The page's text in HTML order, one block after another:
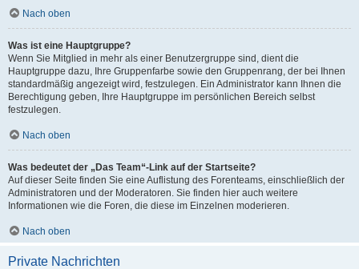
Nach oben
Was ist eine Hauptgruppe?
Wenn Sie Mitglied in mehr als einer Benutzergruppe sind, dient die
Hauptgruppe dazu, Ihre Gruppenfarbe sowie den Gruppenrang, der bei Ihnen
standardmäßig angezeigt wird, festzulegen. Ein Administrator kann Ihnen die
Berechtigung geben, Ihre Hauptgruppe im persönlichen Bereich selbst
festzulegen.
Nach oben
Was bedeutet der „Das Team“-Link auf der Startseite?
Auf dieser Seite finden Sie eine Auflistung des Forenteams, einschließlich der
Administratoren und der Moderatoren. Sie finden hier auch weitere
Informationen wie die Foren, die diese im Einzelnen moderieren.
Nach oben
Private Nachrichten